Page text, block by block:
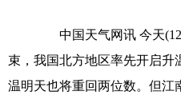
中国天气网讯 今天(12
束，我国北方地区率先开启
温明天也将重回两位数。但江